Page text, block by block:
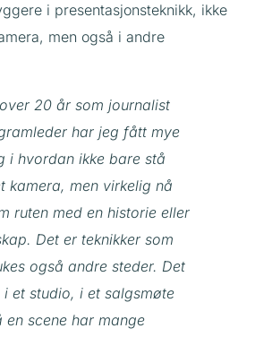
i presentasjonsteknikk, ikke
men også i andre
20 år som journalist
har jeg fått mye
i hvordan ikke bare stå
kamera, men virkelig nå
ruten med en historie eller
Det er teknikker som
også andre steder. Det
et studio, i et salgsmøte
en scene har mange